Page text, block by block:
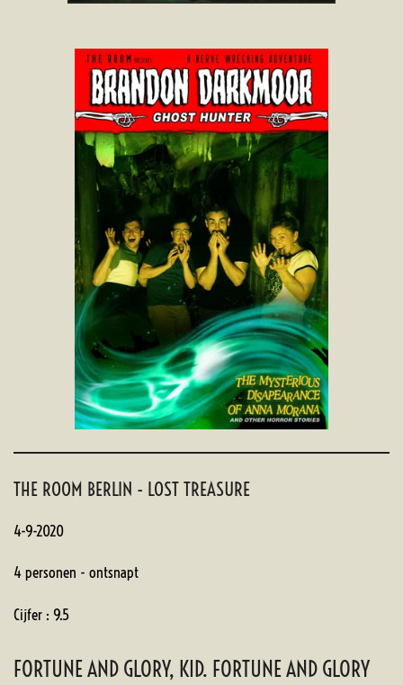
THE ROOM BERLIN - LOST TREASURE
4-9-2020
4 personen - ontsnapt
Cijfer : 9.5
FORTUNE AND GLORY, KID. FORTUNE AND GLORY